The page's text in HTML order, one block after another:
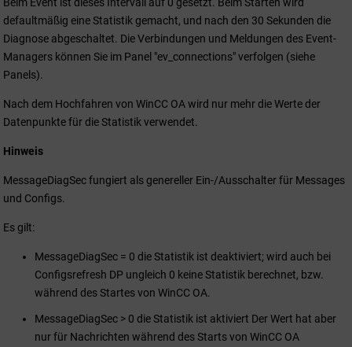
defaultmäßig eine Statistik gemacht, und nach den 30 Sekunden die
Diagnose abgeschaltet. Die Verbindungen und Meldungen des Event-
Managers können Sie im Panel "ev_connections" verfolgen (siehe
Panels).
Nach dem Hochfahren von WinCC OAwird nur mehr die Werte der
Datenpunkte für die Statistik verwendet.
Hinweis
MessageDiagSec fungiert als genereller Ein-/Ausschalter für Messages
und Configs.
Es gilt:
MessageDiagSec = 0 die Statistik ist deaktiviert; wird auch bei
Configsrefresh DP ungleich 0 keine Statistik berechnet, bzw.
während des Startes von WinCC OA.
MessageDiagSec > 0 die Statistik ist aktiviert Der Wert hat aber
nur für Nachrichten während des Starts von WinCC OA